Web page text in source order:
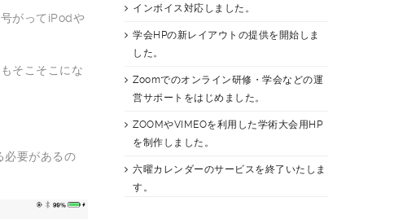
がってiPodや
そこそこにな
必要があるの
インボイス対応しました。
学会HPの新レイアウトの提供を開始しま
した。
Zoomでのオンライン研修・学会などの運
営サポートをはじめました。
ZOOMやVIMEOを利用した学術大会用HP
を制作しました。
六曜カレンダーのサービスを終了いたしま
す。